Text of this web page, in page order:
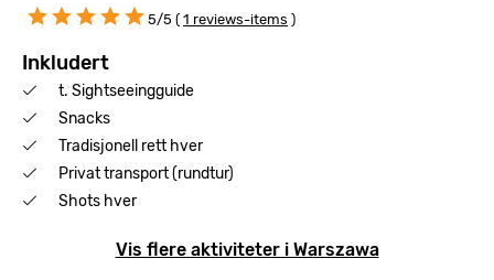
5/5 ( 1 reviews-items )
Inkludert
t. Sightseeingguide
Snacks
Tradisjonell rett hver
Privat transport (rundtur)
Shots hver
Vis flere aktiviteter i Warszawa